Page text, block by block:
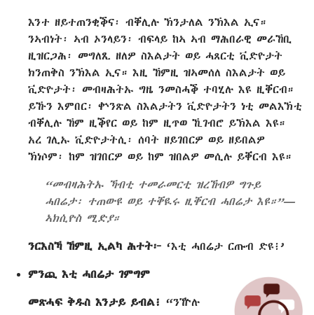
እንተ ዘይተጠንቂቕና፡ ብቐሊሉ ኽንታለል ንኽእል ኢና።
ንኣብነት፡ ኣብ ኦንላይን፡ ብፍላይ ከኣ ኣብ ማሕበራዊ መራኸቢ
ዚዝርጋሕ፡ መግለጺ ዘለዎ ስእልታት ወይ ሓጸርቲ ቪድዮታት
ክንጠቅስ ንኽእል ኢና። እዚ ኸምዚ ዝኣመሰለ ስእልታት ወይ
ቪድዮታት፡ መብዛሕትኡ ግዜ ንመስሓቕ ተባሂሉ እዩ ዚቐርብ።
ይኹን እምበር፡ ቍንጽል ስእልታትን ቪድዮታትን ነቲ መልእኽቲ
ብቐሊሉ ኸም ዚቕየር ወይ ከም ዚጥወ ኺገብሮ ይኽእል እዩ።
አረ ገሊኡ ቪድዮታትሲ፡ ሰባት ዘይገበርዎ ወይ ዘይበልዎ
ኽነሶም፡ ከም ዝገበርዎ ወይ ከም ዝበልዎ መሲሉ ይቐርብ እዩ።
“መብዛሕትኡ ኻብቲ ተመራመርቲ ዝረኸብዎ ግጉይ
ሓበሬታ፡ ተጠውዩ ወይ ተቐዪሩ ዚቐርብ ሓበሬታ እዩ።”—
ኣክሲዮስ ሚድያ።
ንርእስኻ ኸምዚ ኢልካ ሕተት፦ ‘እቲ ሓበሬታ ርጡብ ድዩ፧’
ምንጪ እቲ ሓበሬታ ገምግም
መጽሓፍ ቅዱስ እንታይ ይብል፧
“ንዅሉ